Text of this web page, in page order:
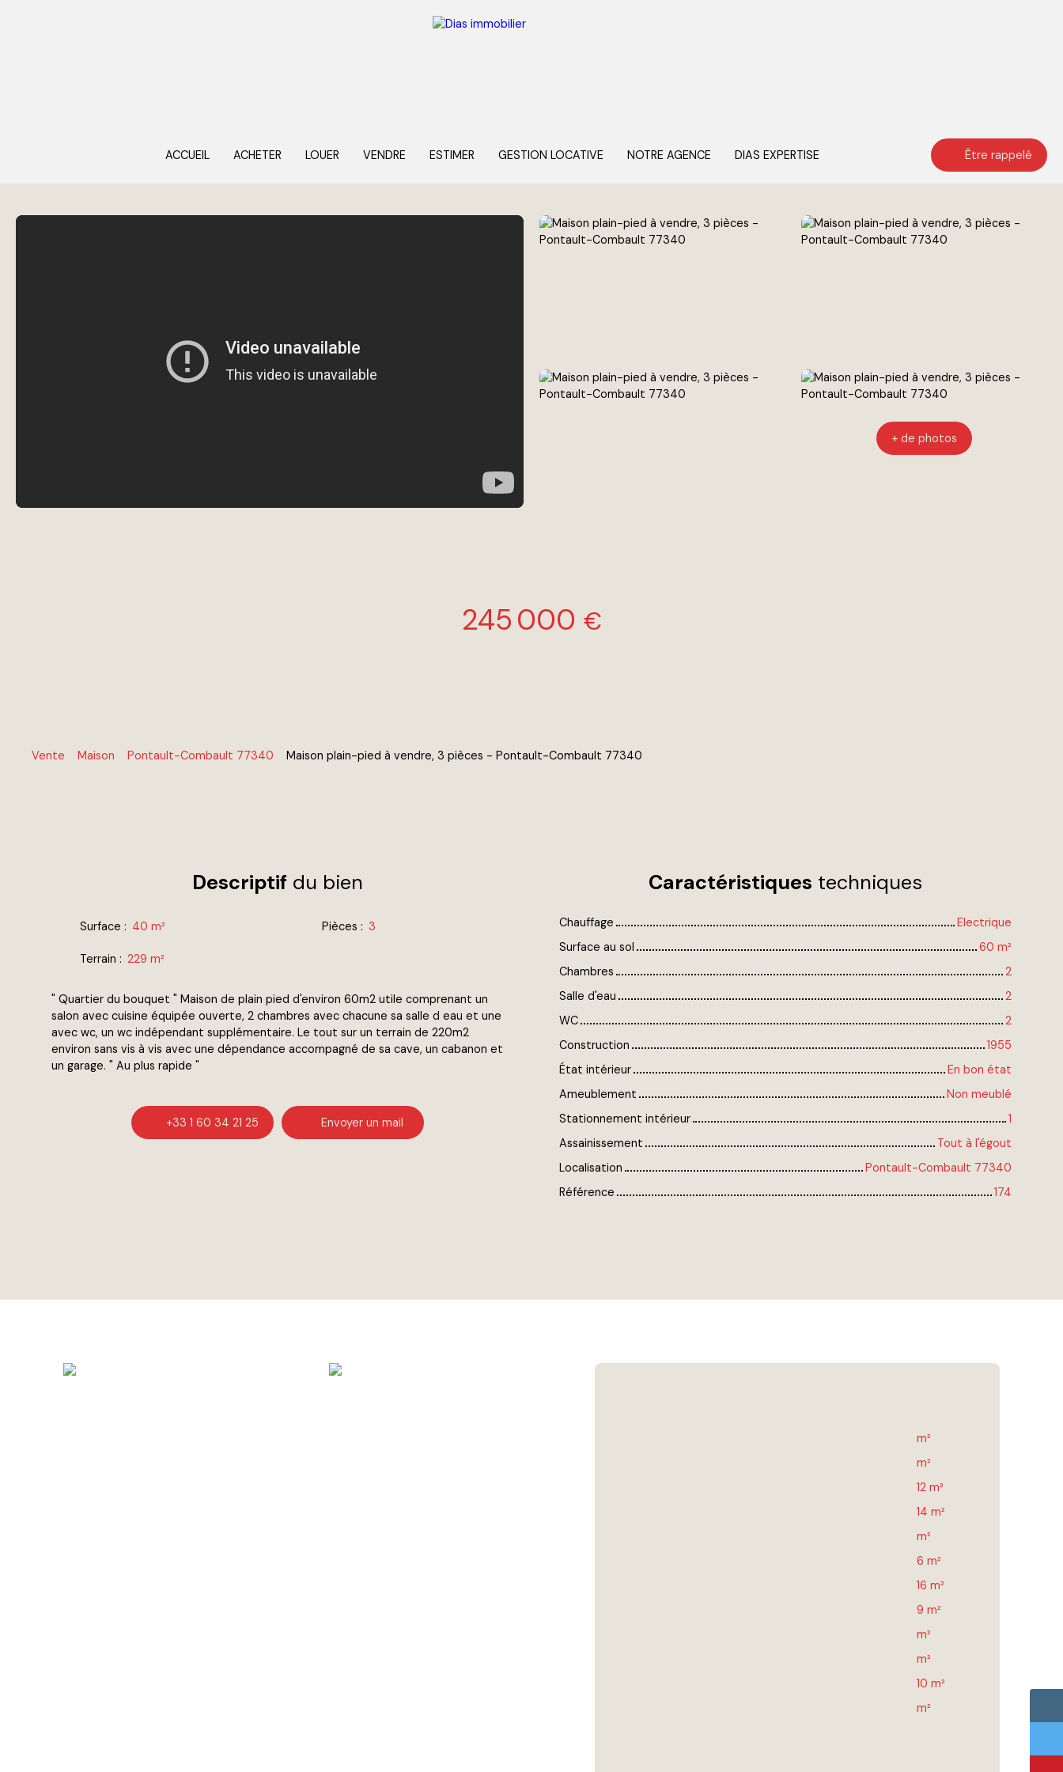
ACCUEIL ACHETER LOUER VENDRE ESTIMER GESTION LOCATIVE NOTRE AGENCE DIAS EXPERTISE Être rappelé
+ de photos
245 000 €
Vente Maison Pontault-Combault 77340 Maison plain-pied à vendre, 3 pièces - Pontault-Combault 77340
Descriptif du bien
Surface : 40 m² Pièces : 3
Terrain : 229 m²
" Quartier du bouquet " Maison de plain pied d'environ 60m2 utile comprenant un
salon avec cuisine équipée ouverte, 2 chambres avec chacune sa salle d eau et une
avec wc, un wc indépendant supplémentaire. Le tout sur un terrain de 220m2
environ sans vis à vis avec une dépendance accompagné de sa cave, un cabanon et
un garage. " Au plus rapide "
+33 1 60 34 21 25 Envoyer un mail
Caractéristiques techniques
Chauffage
Electrique
Surface au sol
60 m²
Chambres
2
Salle d'eau
2
WC
2
Construction
1955
État intérieur
En bon état
Ameublement
Non meublé
Stationnement intérieur
1
Assainissement
Tout à l'égout
Localisation
Pontault-Combault 77340
Référence
174
m²
m²
12 m²
14 m²
m²
6 m²
16 m²
9 m²
m²
m²
10 m²
m²